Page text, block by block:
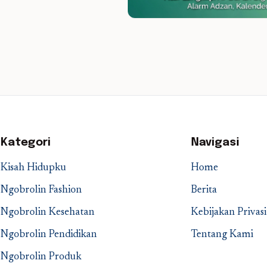
Kategori
Kisah Hidupku
Ngobrolin Fashion
Ngobrolin Kesehatan
Ngobrolin Pendidikan
Ngobrolin Produk
Navigasi
Home
Berita
Kebijakan Privasi
Tentang Kami